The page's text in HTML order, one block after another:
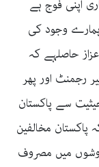
اپنی فوج ہے
وجود کی
حاصلہے کہ
رجمنٹ اور پھر
سے پاکستان
پاکستان مخالفین
میں مصروف